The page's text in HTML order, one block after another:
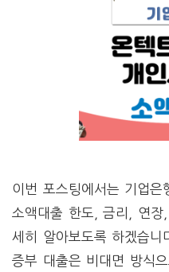
이번 포스팅에서는 기업
소액대출 한도, 금리, 연
세히 알아보도록 하겠습
증부 대출은 비대면 방식